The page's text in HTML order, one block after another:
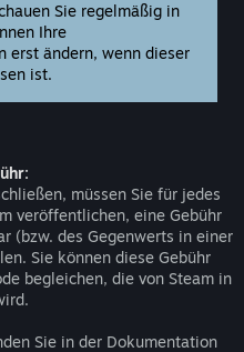
Sie regelmäßig in
Ihre
erst ändern, wenn dieser
ist.
müssen Sie für jedes
veröffentlichen, eine Gebühr
(bzw. des Gegenwerts in einer
Sie können diese Gebühr
begleichen, die von Steam in
Sie in der Dokumentation